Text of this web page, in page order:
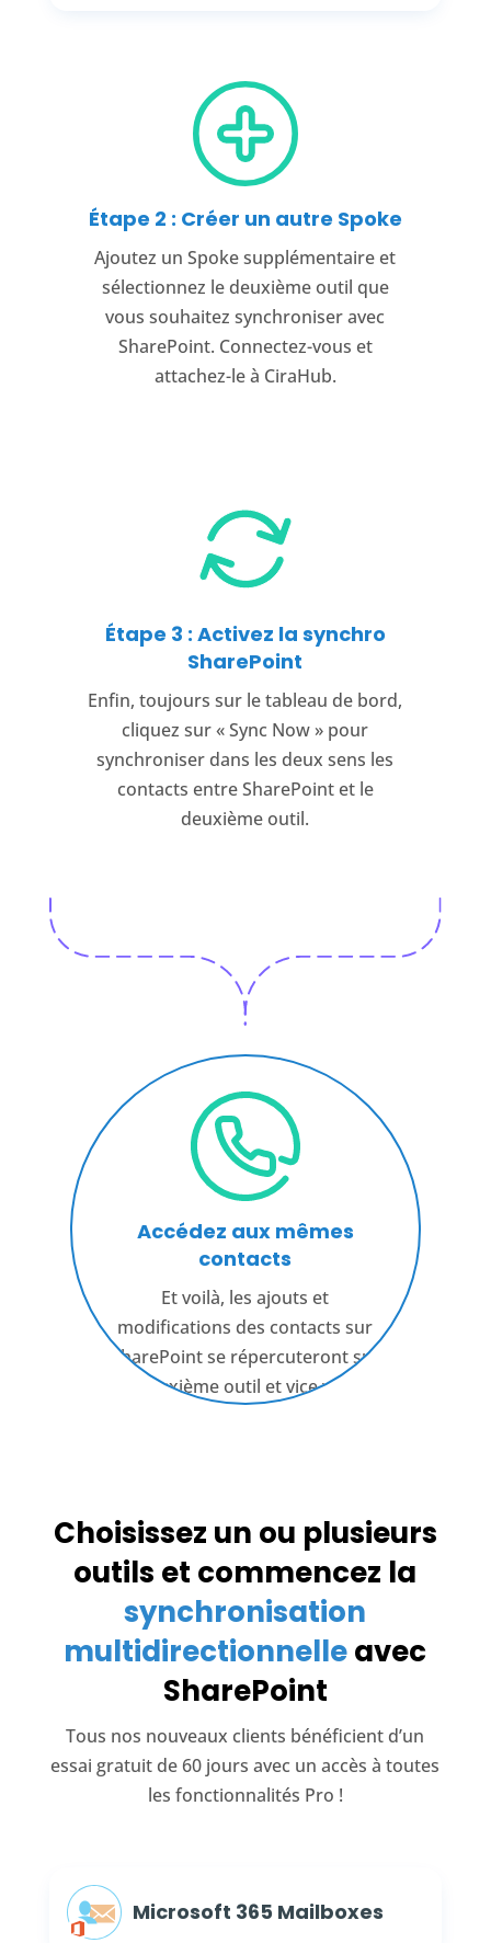
Étape 2 : Créer un autre Spoke
Ajoutez un Spoke supplémentaire et
sélectionnez le deuxième outil que
vous souhaitez synchroniser avec
SharePoint. Connectez-vous et
attachez-le à CiraHub.
Étape 3 : Activez la synchro
SharePoint
Enfin, toujours sur le tableau de bord,
cliquez sur « Sync Now » pour
synchroniser dans les deux sens les
contacts entre SharePoint et le
deuxième outil.
Accédez aux mêmes
contacts
Et voilà, les ajouts et
modifications des contacts sur
SharePoint se répercuteront sur
le deuxième outil et vice versa.
Choisissez un ou plusieurs
outils et commencez la
synchronisation
multidirectionnelleavec
SharePoint
Tous nos nouveaux clients bénéficient d’un
essai gratuit de 60 jours avec un accès à toutes
les fonctionnalités Pro !
Microsoft 365 Mailboxes